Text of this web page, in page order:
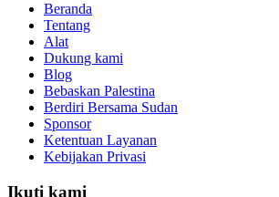
Beranda
Tentang
Alat
Dukung kami
Blog
Bebaskan Palestina
Berdiri Bersama Sudan
Sponsor
Ketentuan Layanan
Kebijakan Privasi
Ikuti kami